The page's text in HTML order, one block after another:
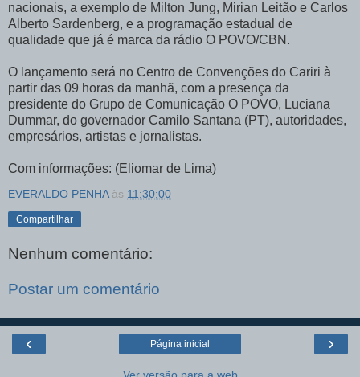
nacionais, a exemplo de Milton Jung, Mirian Leitão e Carlos
Alberto Sardenberg, e a programação estadual de
qualidade que já é marca da rádio O POVO/CBN.
O lançamento será no Centro de Convenções do Cariri à
partir das 09 horas da manhã, com a presença da
presidente do Grupo de Comunicação O POVO, Luciana
Dummar, do governador Camilo Santana (PT), autoridades,
empresários, artistas e jornalistas.
Com informações: (Eliomar de Lima)
EVERALDO PENHA às 11:30:00
Compartilhar
Nenhum comentário:
Postar um comentário
‹ ›
Página inicial